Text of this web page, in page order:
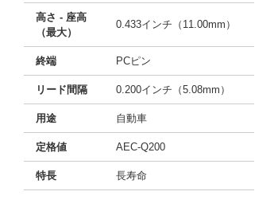
高さ - 座高
（最大）
0.433インチ（11.00mm）
終端 PCピン
リード間隔 0.200インチ（5.08mm）
用途 自動車
定格値 AEC-Q200
特長 長寿命